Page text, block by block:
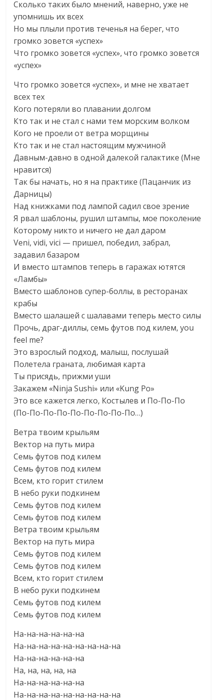
Сколько таких было мнений, наверно, уже не
упомнишь их всех
Но мы плыли против теченья на берег, что
громко зовется «успех»
Что громко зовется «успех», что громко зовется
«успех»
Что громко зовется «успех», и мне не хватает
всех тех
Кого потеряли во плавании долгом
Кто так и не стал с нами тем морским волком
Кого не проели от ветра морщины
Кто так и не стал настоящим мужчиной
Давным-давно в одной далекой галактике (Мне
нравится)
Так бы начать, но я на практике (Пацанчик из
Дарницы)
Над книжками под лампой садил свое зрение
Я рвал шаблоны, рушил штампы, мое поколение
Которому никто и ничего не дал даром
Veni, vidi, vici — пришел, победил, забрал,
задавил базаром
И вместо штампов теперь в гаражах ютятся
«Ламбы»
Вместо шаблонов супер-боллы, в ресторанах
крабы
Вместо шалашей с шалавами теперь место силы
Прочь, драг-диллы, семь футов под килем, you
feel me?
Это взрослый подход, малыш, послушай
Полетела граната, любимая карта
Ты присядь, прижми уши
Закажем «Ninja Sushi» или «Kung Po»
Это все кажется легко, Костылев и По-По-По
(По-По-По-По-По-По-По-По-По…)
Ветра твоим крыльям
Вектор на путь мира
Семь футов под килем
Семь футов под килем
Всем, кто горит стилем
В небо руки подкинем
Семь футов под килем
Семь футов под килем
Ветра твоим крыльям
Вектор на путь мира
Семь футов под килем
Семь футов под килем
Всем, кто горит стилем
В небо руки подкинем
Семь футов под килем
Семь футов под килем
На-на-на-на-на-на
На-на-на-на-на-на-на-на-на
На-на-на-на-на-на
На, на, на, на, на
На-на-на-на-на-на
На-на-на-на-на-на-на-на-на